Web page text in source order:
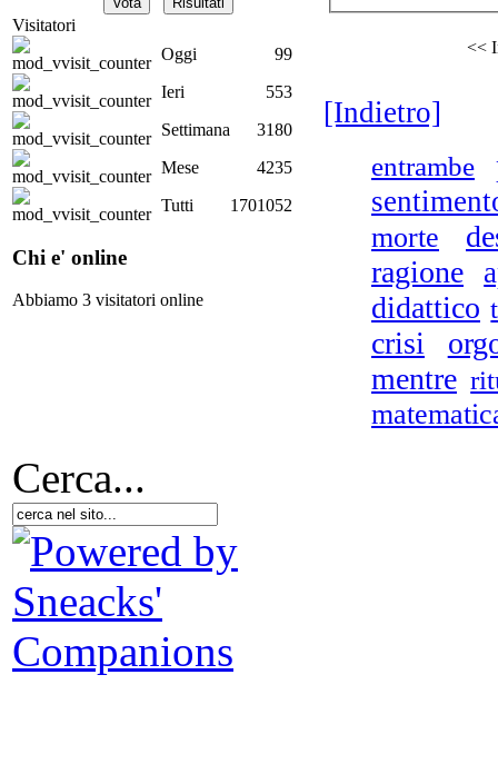
Visitatori
Oggi
99
Ieri
553
Settimana
3180
Mese
4235
Tutti
1701052
Chi e' online
Abbiamo 3 visitatori online
<<
[Indietro]
entrambe
morte
ragione
didattico
crisi
mentre
Cerca...